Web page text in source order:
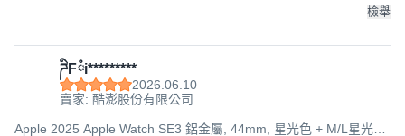
檢舉
ཌིFཾi*********
2026.06.10
賣家: 酷澎股份有限公司
Apple 2025 Apple Watch SE3 鋁金屬, 44mm, 星光色 + M/L星光色